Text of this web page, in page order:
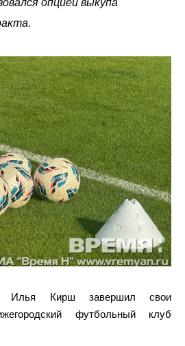
опцией выкупа
Илья Кирш завершил свои
футбольный клуб